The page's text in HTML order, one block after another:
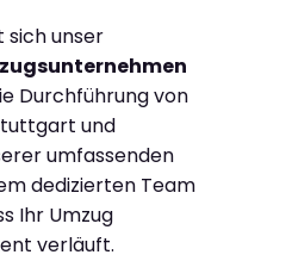
sich unser
Durchführung von
und
umfassenden
dedizierten Team
Ihr Umzug
verläuft.